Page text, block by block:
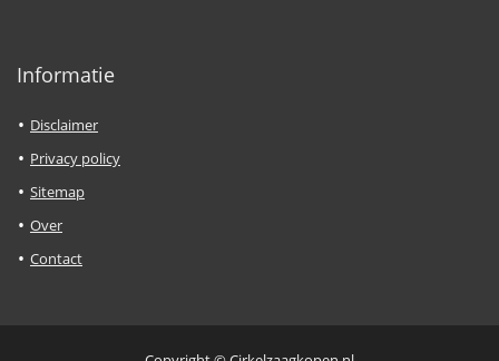
Informatie
Disclaimer
Privacy policy
Sitemap
Over
Contact